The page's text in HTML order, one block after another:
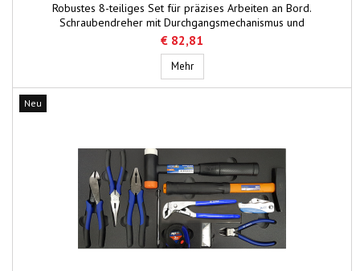
Robustes 8-teiliges Set für präzises Arbeiten an Bord.
Schraubendreher mit Durchgangsmechanismus und
Sechskantaufnahme – ideal für lange Schrauben. In praktischer Box
für sicheren Transport und Ordnung.
€ 82,81
MehrDurchgangsschraubendreher-Set 8-
Neu